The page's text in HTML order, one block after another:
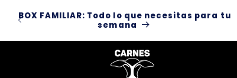
BOX FAMILIAR: Todo lo que necesitas para tu
semana